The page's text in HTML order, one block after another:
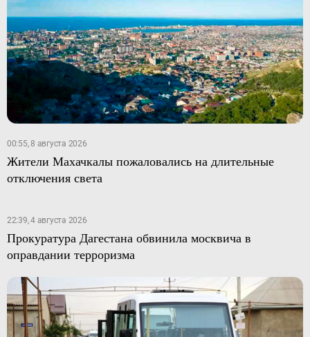
00:55, 8 августа 2026
Жители Махачкалы пожаловались на длительные
отключения света
22:39, 4 августа 2026
Прокуратура Дагестана обвинила москвича в
оправдании терроризма